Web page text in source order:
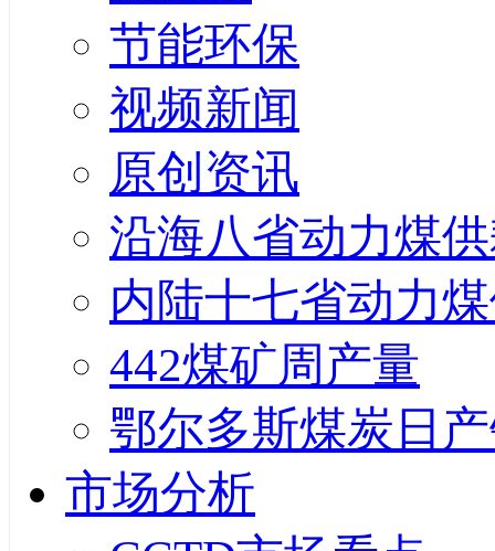
节能环保
视频新闻
原创资讯
沿海八省动力煤
内陆十七省动力
442煤矿周产量
鄂尔多斯煤炭日
市场分析